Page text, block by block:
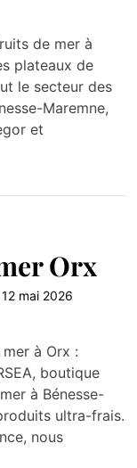
de mer à
plateaux de
le secteur des
Maremne,
et
Orx
12 mai 2026
à Orx :
boutique
à Bénesse-
ultra-frais.
nous